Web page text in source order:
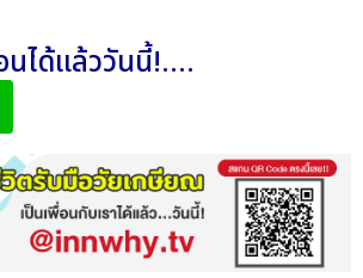
นได้แล้ววันนี้!....